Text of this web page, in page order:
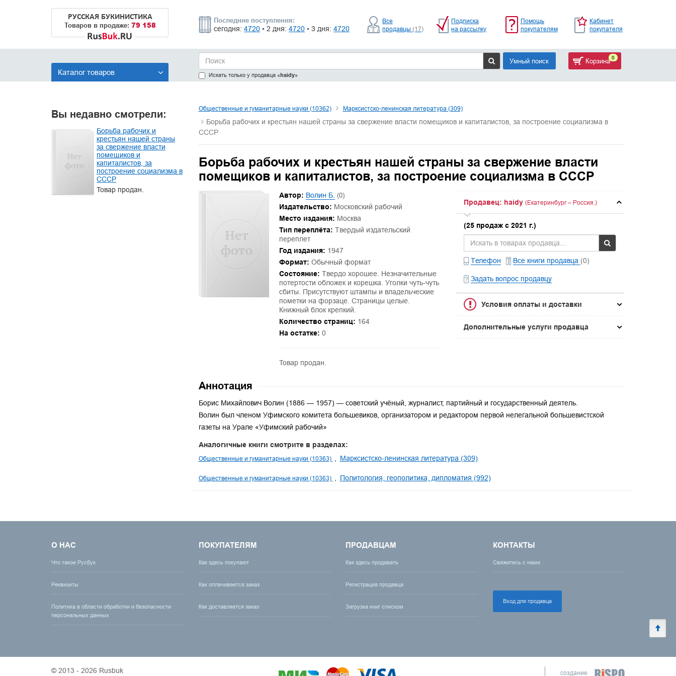
РУССКАЯ БУКИНИСТИКА
Товаров в продаже: 79 158
Последние поступления:
сегодня: 4720 • 2 дня: 4720 • 3 дня: 4720
Все
продавцы (17)
Подписка
на рассылку
Помощь
покупателям
Кабинет
покупателя
Каталог товаров Искать только у продавца «haidy»
Умный поиск Корзина 0
Вы недавно смотрели:
Борьба рабочих и
крестьян нашей страны
за свержение власти
помещиков и
капиталистов, за
построение социализма в
СССР
Товар продан.
Общественные и гуманитарные науки (10362) Марксистско-ленинская литература (309)
Борьба рабочих и крестьян нашей страны за свержение власти помещиков и капиталистов, за построение социализма в
СССР
Борьба рабочих и крестьян нашей страны за свержение власти
помещиков и капиталистов, за построение социализма в СССР
Автор: Волин Б. (0)
Издательство: Московский рабочий
Место издания: Москва
Тип переплёта: Твердый издательский
переплет
Год издания: 1947
Формат: Обычный формат
Состояние: Твердо хорошее. Незначительные
потертости обложек и корешка. Уголки чуть-чуть
сбиты. Присутствуют штампы и владельческие
пометки на форзаце. Страницы целые.
Книжный блок крепкий.
Количество страниц: 164
На остатке: 0
Товар продан.
Продавец: haidy (Екатеринбург – Россия.)
(25 продаж с 2021 г.)
Телефон Все книги продавца (0)
Задать вопрос продавцу
Условия оплаты и доставки
Дополнительные услуги продавца
Аннотация
Борис Михайлович Волин (1886 — 1957) — советский учёный, журналист, партийный и государственный деятель.
Волин был членом Уфимского комитета большевиков, организатором и редактором первой нелегальной большевистской
газеты на Урале «Уфимский рабочий»
Аналогичные книги смотрите в разделах:
Общественные и гуманитарные науки (10363) Марксистско-ленинская литература (309)
Общественные и гуманитарные науки (10363) Политология, геополитика, дипломатия (992)
О НАС
Что такое Русбук
Реквизиты
Политика в области обработки и безопасности
персональных данных
ПОКУПАТЕЛЯМ
Как здесь покупают
Как оплачивается заказ
Как доставляется заказ
ПРОДАВЦАМ
Как здесь продавать
Регистрация продавца
Загрузка книг списком
КОНТАКТЫ
Свяжитесь с нами
Вход для продавца
© 2013 - 2026 Rusbuk создание